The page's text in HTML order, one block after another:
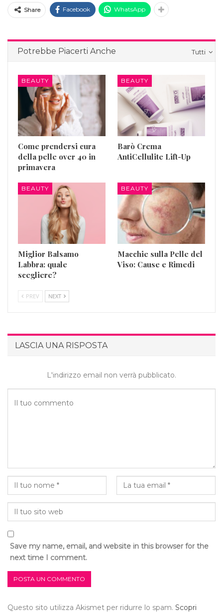
Share Facebook WhatsApp
Tutti
Potrebbe Piacerti Anche
BEAUTY
Come prendersi cura
della pelle over 40 in
primavera
BEAUTY
Barò Crema
AntiCellulite Lift-Up
BEAUTY
Miglior Balsamo
Labbra: quale
scegliere?
BEAUTY
Macchie sulla Pelle del
Viso: Cause e Rimedi
PREV NEXT
LASCIA UNA RISPOSTA
L'indirizzo email non verrà pubblicato.
Save my name, email, and website in this browser for the
next time I comment.
Questo sito utilizza Akismet per ridurre lo spam. Scopri